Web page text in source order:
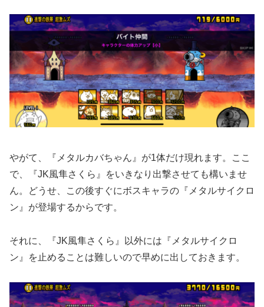
やがて、『メタルカバちゃん』が1体だけ現れます。ここ
で、『JK風隼さくら』をいきなり出撃させても構いませ
ん。どうせ、この後すぐにボスキャラの『メタルサイクロ
ン』が登場するからです。
それに、『JK風隼さくら』以外には『メタルサイクロ
ン』を止めることは難しいので早めに出しておきます。